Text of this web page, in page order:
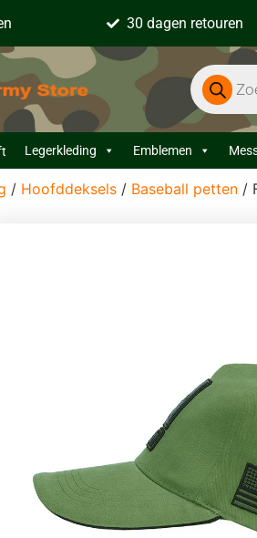
30 dagen retouren
Legerkleding Emblemen
/ Hoofddeksels / Baseball petten /